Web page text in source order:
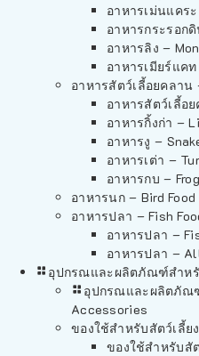
อาหารเม่นแคร
อาหารกระรอก
อาหารลิง –
อาหารเมียร์แค
อาหารสัตว์เลี้อยคลาน
อาหารสัตว์เลี้อ
อาหารกิ้งก่า –
อาหารงู –
อาหารเต่า –
อาหารกบ –
อาหารนก – Bird Food
อาหารปลา – Fish
อาหารปลา –
อาหารปลา –
อุปกรณและผลิตภัณฑ์สำหรั
อุปกรณและผลิตภัณ
Accessories
ของใช้สำหรับสัตว์เลี้ย
ของใช้สำหรับสั